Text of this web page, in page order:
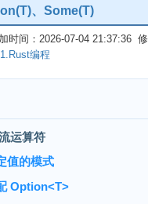
、Some(T)
时间：2026-07-04 21:37:36
编程
运算符
值的模式
Option<T>